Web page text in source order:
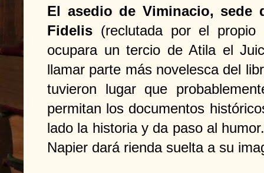
El asedio de Viminacio, sede
Fidelis (reclutada por el propio
ocupara un tercio de Atila el
llamar parte más novelesca del
tuvieron lugar que
permitan los documentos
lado la historia y da paso al
Napier dará rienda suelta a su